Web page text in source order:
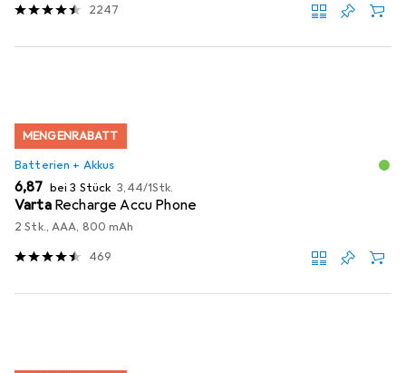
2247
MENGENRABATT
Batterien + Akkus
EUR
6,87 bei 3 Stück EUR
3,44/1Stk.
Varta Recharge Accu Phone
2 Stk., AAA, 800 mAh
469